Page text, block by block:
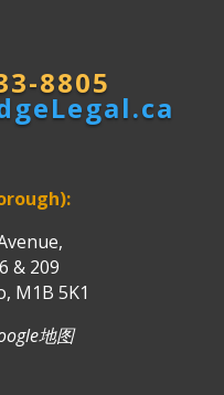
8805
& 209
M1B 5K1
地图